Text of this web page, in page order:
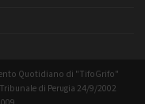
Quotidiano di "TifoGrifo"
di Perugia 24/9/2002